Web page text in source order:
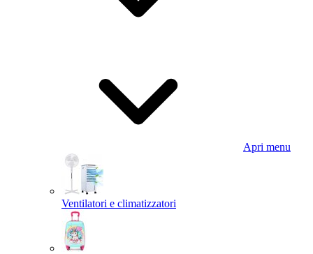
Apri menu
Ventilatori e climatizzatori